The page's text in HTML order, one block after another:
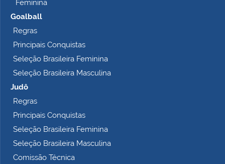
Feminina
Goalball
Regras
Principais Conquistas
Seleção Brasileira Feminina
Seleção Brasileira Masculina
Judô
Regras
Principais Conquistas
Seleção Brasileira Feminina
Seleção Brasileira Masculina
Comissão Técnica